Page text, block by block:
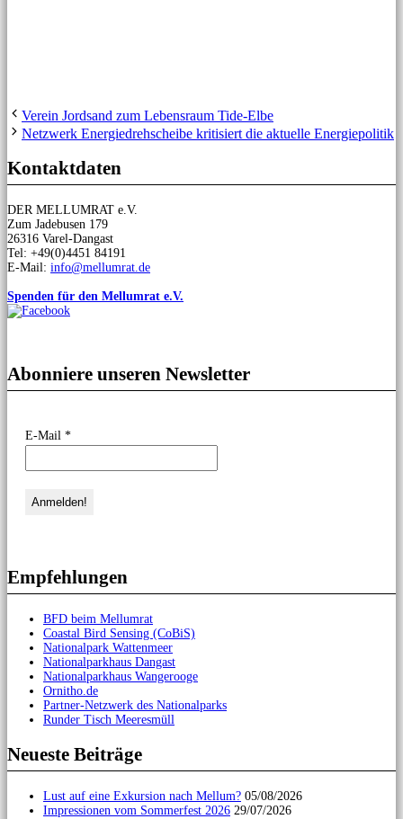
Verein Jordsand zum Lebensraum Tide-Elbe
Netzwerk Energiedrehscheibe kritisiert die aktuelle Energiepolitik
Kontaktdaten
DER MELLUMRAT e.V.
Zum Jadebusen 179
26316 Varel-Dangast
Tel: +49(0)4451 84191
E-Mail: info@mellumrat.de
Spenden für den Mellumrat e.V.
Abonniere unseren Newsletter
E-Mail *
Empfehlungen
BFD beim Mellumrat
Coastal Bird Sensing (CoBiS)
Nationalpark Wattenmeer
Nationalparkhaus Dangast
Nationalparkhaus Wangerooge
Ornitho.de
Partner-Netzwerk des Nationalparks
Runder Tisch Meeresmüll
Neueste Beiträge
Lust auf eine Exkursion nach Mellum? 05/08/2026
Impressionen vom Sommerfest 2026 29/07/2026